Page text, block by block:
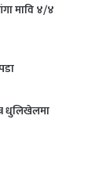
मावि ४/४
धुलिखेलमा